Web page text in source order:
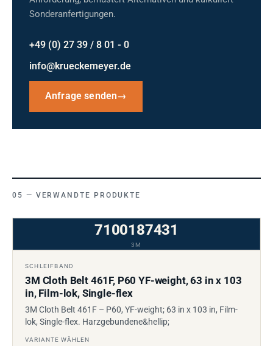
Sonderanfertigungen.
+49 (0) 27 39 / 8 01 - 0
info@krueckemeyer.de
Anfrage senden→
VERWANDTE PRODUKTE
7100187431
3M
SCHLEIFBAND
3M Cloth Belt 461F, P60 YF-weight, 63 in x 103
in, Film-lok, Single-flex
3M Cloth Belt 461F – P60, YF-weight; 63 in x 103 in, Film-
lok, Single-flex. Harzgebundene&hellip;
VARIANTE WÄHLEN